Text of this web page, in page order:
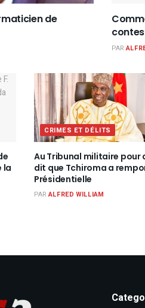
de
PAR
la
CRIMES ET DÉLITS
Au Tribunal militaire pour
dit que Tchiroma a
Présidentielle
PAR ALFRED WILLIAM